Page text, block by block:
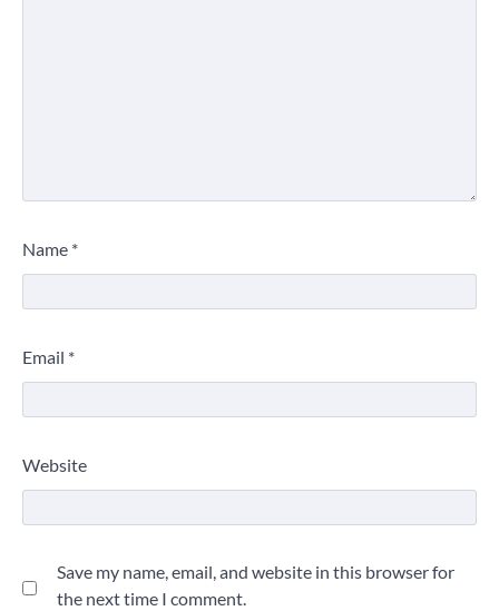
Name *
Email *
Website
Save my name, email, and website in this browser for
the next time I comment.